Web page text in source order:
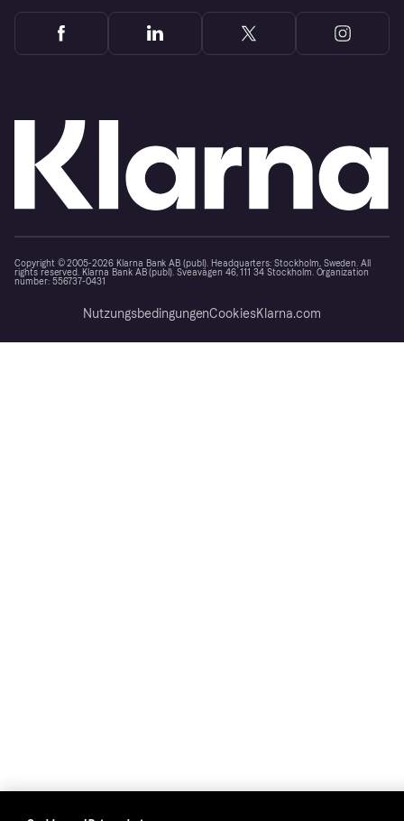
Copyright © 2005-2026 Klarna Bank AB (publ). Headquarters: Stockholm, Sweden. All
rights reserved. Klarna Bank AB (publ). Sveavägen 46, 111 34 Stockholm. Organization
number: 556737-0431
NutzungsbedingungenCookiesKlarna.com